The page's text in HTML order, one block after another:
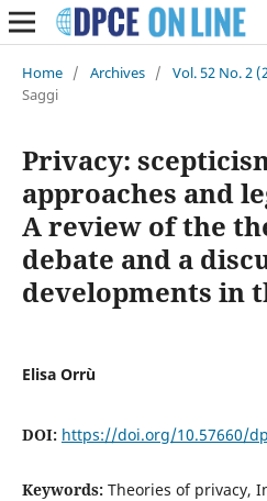
Home / Archives / Vol. 52 No. 2
Saggi
Privacy:
approaches and
A review of the
debate and a
developments in
Elisa Orrù
DOI: https://doi.org/10.57660/
Keywords: Theories of privacy,